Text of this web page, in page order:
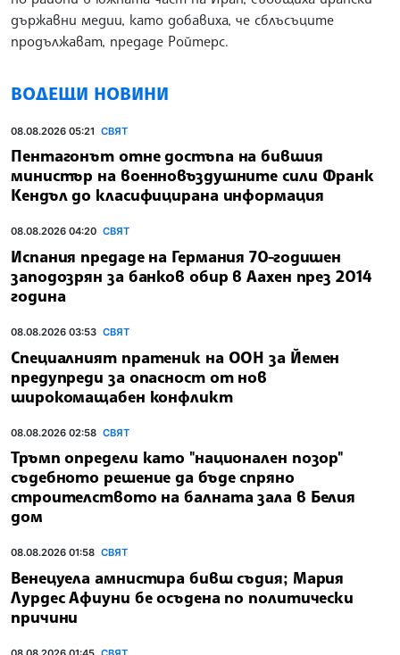
държавни медии, като добавиха, че сблъсъците
продължават, предаде Ройтерс.
ВОДЕЩИ НОВИНИ
08.08.2026 05:21 СВЯТ
Пентагонът отне достъпа на бившия
министър на военновъздушните сили Франк
Кендъл до класифицирана информация
08.08.2026 04:20 СВЯТ
Испания предаде на Германия 70-годишен
заподозрян за банков обир в Аахен през 2014
година
08.08.2026 03:53 СВЯТ
Специалният пратеник на ООН за Йемен
предупреди за опасност от нов
широкомащабен конфликт
08.08.2026 02:58 СВЯТ
Тръмп определи като "национален позор"
съдебното решение да бъде спряно
строителството на балната зала в Белия
дом
08.08.2026 01:58 СВЯТ
Венецуела амнистира бивш съдия; Мария
Лурдес Афиуни бе осъдена по политически
причини